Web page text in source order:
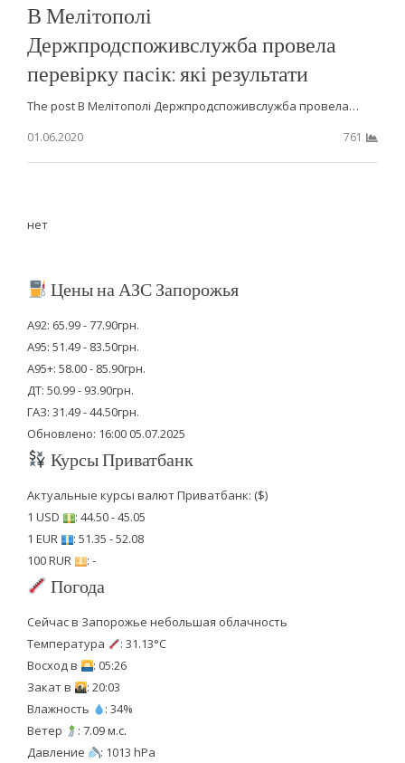
В Мелітополі
Держпродспоживслужба провела
перевірку пасік: які результати
The post В Мелітополі Держпродспоживслужба провела…
01.06.2020
761
нет
Цены на АЗС Запорожья
А92: 65.99 - 77.90грн.
А95: 51.49 - 83.50грн.
А95+: 58.00 - 85.90грн.
ДТ: 50.99 - 93.90грн.
ГАЗ: 31.49 - 44.50грн.
Обновлено: 16:00 05.07.2025
Курсы Приватбанк
Актуальные курсы валют Приватбанк: ($)
1 USD
: 44.50 - 45.05
1 EUR
: 51.35 - 52.08
100 RUR
: -
Погода
Сейчас в Запорожье небольшая облачность
Температура
: 31.13°C
Восход в
: 05:26
Закат в
: 20:03
Влажность
: 34%
Ветер
: 7.09 м.с.
Давление
: 1013 hPa